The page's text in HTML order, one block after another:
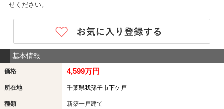
せください。
基本情報
価格 4,599万円
所在地 千葉県我孫子市下ケ戸
種類 新築一戸建て